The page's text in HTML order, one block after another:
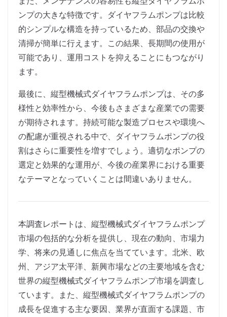
ンプの大きな特徴です。ダイヤフラムポンプは比較
的シンプルな構造を持っているため、部品の交換や
清掃が簡単に行えます。この結果、長期間の使用が
可能であり、運用コストを抑えることにもつながり
ます。
最後に、縦型機械式ダイヤフラムポンプは、その多
様性と効率性から、今後もさまざまな産業での需要
が期待されます。持続可能な製造プロセスや環境へ
の配慮が重視される中で、ダイヤフラムポンプの役
割はさらに重要性を増すでしょう。適切なポンプの
選定と効果的な運用が、今後の産業界における重要
なテーマとなっていくことは間違いありません。
本調査レポートは、縦型機械式ダイヤフラムポンプ
市場の包括的な分析を提供し、現在の動向、市場力
学、将来の見通しに焦点を当てています。北米、欧
州、アジア太平洋、新興市場などの主要地域を含む
世界の縦型機械式ダイヤフラムポンプ市場を調査し
ています。また、縦型機械式ダイヤフラムポンプの
成長を促進する主な要因、業界が直面する課題、市